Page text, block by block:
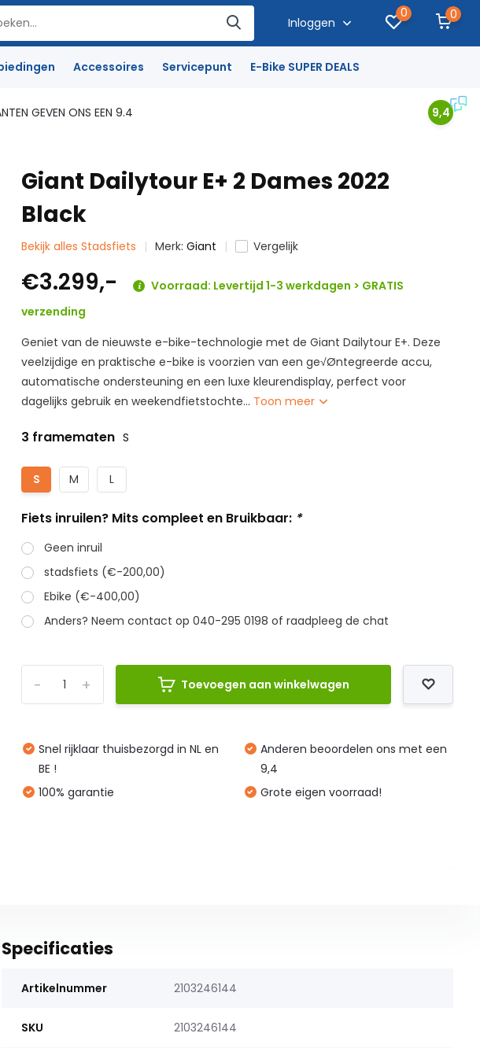
Inloggen
0 0
Accessoires Servicepunt E-Bike SUPER DEALS
GEVEN ONS EEN 9.4 9,4
Giant Dailytour E+ 2 Dames 2022
Black
Bekijk alles Stadsfiets Merk:Giant Vergelijk
€3.299,-
Voorraad: Levertijd 1-3 werkdagen > GRATIS
verzending
Geniet van de nieuwste e-bike-technologie met de Giant Dailytour E+. Deze
veelzijdige en praktische e-bike is voorzien van een ge√Øntegreerde accu,
automatische ondersteuning en een luxe kleurendisplay, perfect voor
dagelijks gebruik en weekendfietstochte... Toon meer
3 framematen S
S M L
Fiets inruilen? Mits compleet en Bruikbaar: *
Geen inruil
stadsfiets (€-200,00)
Ebike (€-400,00)
Anders? Neem contact op 040-295 0198 of raadpleeg de chat
+
- Toevoegen aan winkelwagen
Snel rijklaar thuisbezorgd in NL en
BE !
100% garantie
Anderen beoordelen ons met een
9,4
Grote eigen voorraad!
Specificaties
Artikelnummer 2103246144
SKU 2103246144